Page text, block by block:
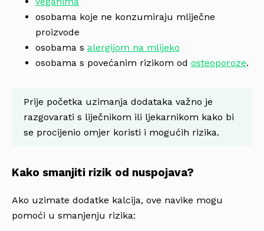
osobama koje ne konzumiraju mliječne
proizvode
osobama s alergijom na mlijeko
osobama s povećanim rizikom od osteoporoze.
Prije početka uzimanja dodataka važno je
razgovarati s liječnikom ili ljekarnikom kako bi
se procijenio omjer koristi i mogućih rizika.
Kako smanjiti rizik od nuspojava?
Ako uzimate dodatke kalcija, ove navike mogu
pomoći u smanjenju rizika: